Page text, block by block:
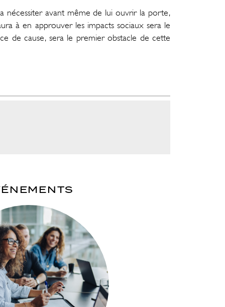
nécessiter avant même de lui ouvrir la porte,
à en approuver les impacts sociaux sera le
de cause, sera le premier obstacle de cette